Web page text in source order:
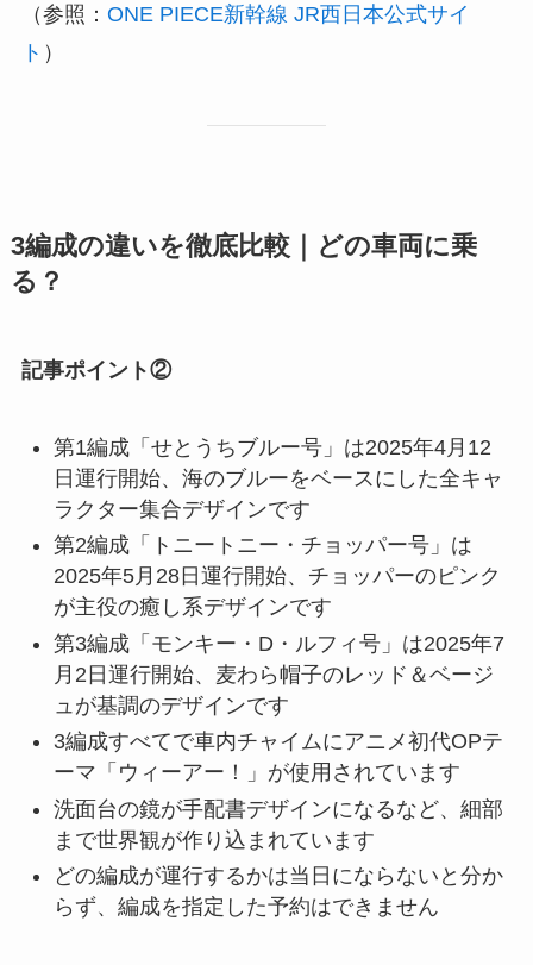
（参照： ONE PIECE新幹線 JR西日本公式サイ
ト ）
3編成の違いを徹底比較｜どの車両に乗
る？
記事ポイント②
第1編成「せとうちブルー号」は2025年4月12
日運行開始、海のブルーをベースにした全キャ
ラクター集合デザインです
第2編成「トニートニー・チョッパー号」は
2025年5月28日運行開始、チョッパーのピンク
が主役の癒し系デザインです
第3編成「モンキー・D・ルフィ号」は2025年7
月2日運行開始、麦わら帽子のレッド＆ベージ
ュが基調のデザインです
3編成すべてで車内チャイムにアニメ初代OPテ
ーマ「ウィーアー！」が使用されています
洗面台の鏡が手配書デザインになるなど、細部
まで世界観が作り込まれています
どの編成が運行するかは当日にならないと分か
らず、編成を指定した予約はできません